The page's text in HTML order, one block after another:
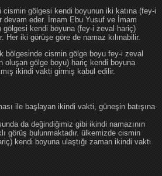
cismin gölgesi kendi boyunun iki katına (fey-i
devam eder. İmam Ebu Yusuf ve İmam
gölgesi kendi boyuna (fey-i zeval hariç)
Her iki görüşe göre de namaz kılınabilir.
bölgesinde cismin gölge boyu fey-i zeval
oluşan gölge boyu) hariç kendi boyuna
ikindi vakti girmiş kabul edilir.
ile başlayan ikindi vakti, güneşin batışına
da değindiğimiz gibi ikindi namazının
görüş bulunmaktadır. ülkemizde cismin
kendi boyuna ulaştığı zaman ikindi vakti